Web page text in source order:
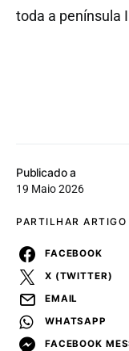
Publicado a
19 Maio 2026
PARTILHAR ARTIGO
FACEBOOK
X (TWITTER)
EMAIL
WHATSAPP
FACEBOOK
toda a península